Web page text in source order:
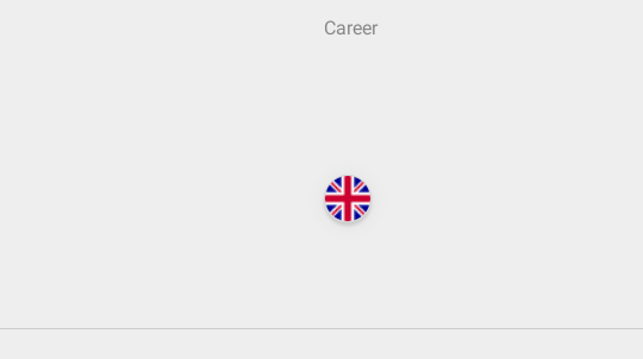
Career